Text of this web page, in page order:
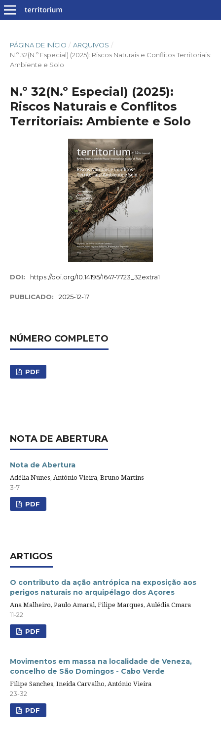
PÁGINA DE INÍCIO / ARQUIVOS /
N.º 32(N.º Especial) (2025): Riscos Naturais e Conflitos Territoriais:
Ambiente e Solo
N.º 32(N.º Especial) (2025):
Riscos Naturais e Conflitos
Territoriais: Ambiente e Solo
DOI: https://doi.org/10.14195/1647-7723_32extra1
PUBLICADO: 2025-12-17
NÚMERO COMPLETO
PDF
NOTA DE ABERTURA
Nota de Abertura
Adélia Nunes, António Vieira, Bruno Martins
3-7
PDF
ARTIGOS
O contributo da ação antrópica na exposição aos
perigos naturais no arquipélago dos Açores
Ana Malheiro, Paulo Amaral, Filipe Marques, Aulédia Cmara
11-22
PDF
Movimentos em massa na localidade de Veneza,
concelho de São Domingos - Cabo Verde
Filipe Sanches, Ineida Carvalho, António Vieira
23-32
PDF